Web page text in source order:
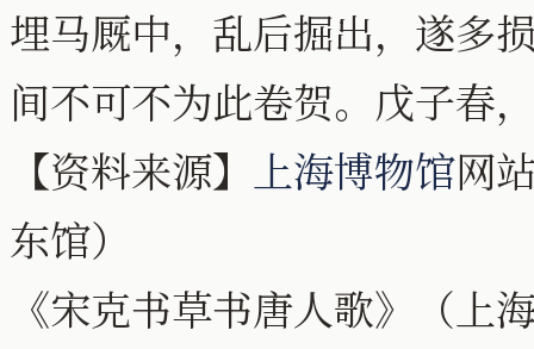
埋马厩中，乱后掘出，遂多
间不可不为此卷贺。戊子春
【资料来源】
上海博物馆网
东馆）
《宋克书草书唐人歌》（上